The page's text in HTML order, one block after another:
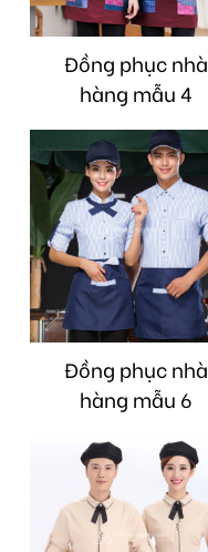
Đồng phục nhà
hàng mẫu 4
Đồng phục nhà
hàng mẫu 6